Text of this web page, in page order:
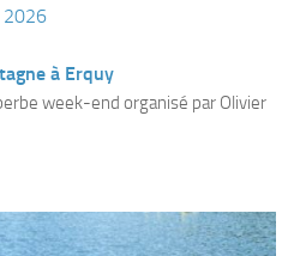
2026
à Erquy
week-end organisé par Olivier